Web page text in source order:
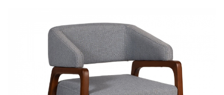
Mobila dormitor
Comode dormitor
Covoare dormitor
Console dormitor
Fotolii dormitor